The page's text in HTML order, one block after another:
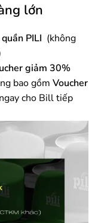
lớn
PILI (không
giảm 30%
bao gồm Voucher
cho Bill tiếp